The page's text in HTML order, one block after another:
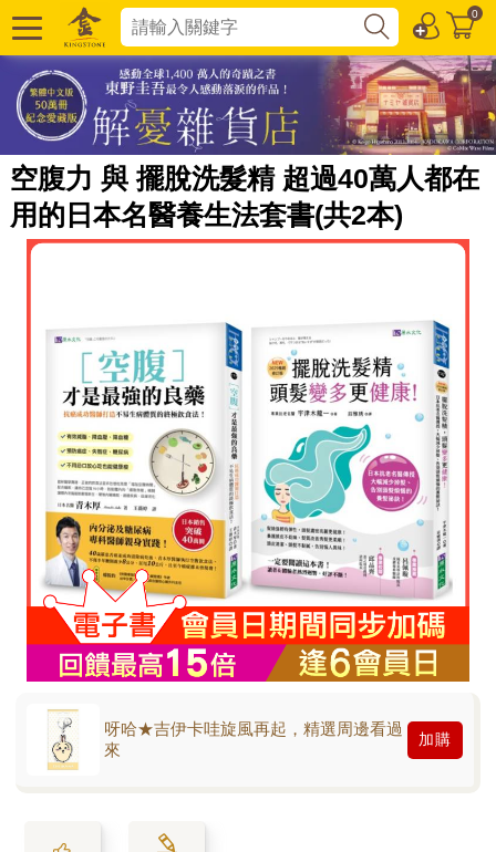
0
空腹力 與 擺脫洗髮精 超過40萬人都在
用的日本名醫養生法套書(共2本)
呀哈★吉伊卡哇旋風再起，精選周邊看過
來
加購